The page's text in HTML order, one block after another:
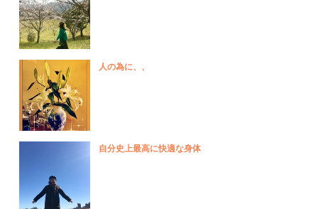
人の為に、、
自分史上最高に快適な身体